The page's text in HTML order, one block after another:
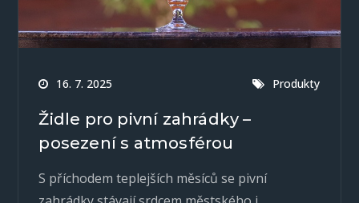
16. 7. 2025 Produkty
Židle pro pivní zahrádky –
posezení s atmosférou
S příchodem teplejších měsíců se pivní